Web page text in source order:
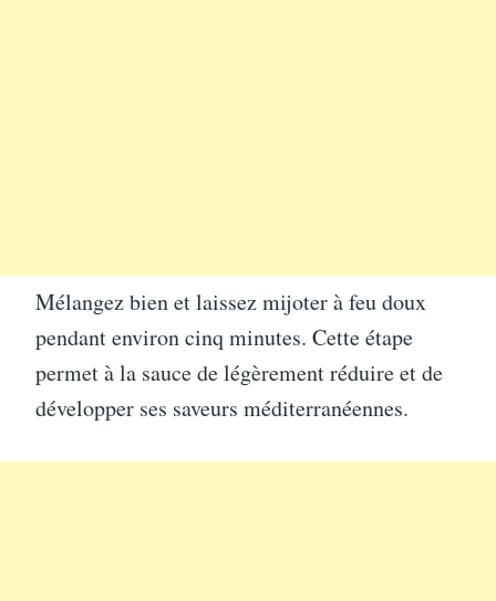
Mélangez bien et laissez mijoter à feu doux
pendant environ cinq minutes. Cette étape
permet à la sauce de légèrement réduire et de
développer ses saveurs méditerranéennes.